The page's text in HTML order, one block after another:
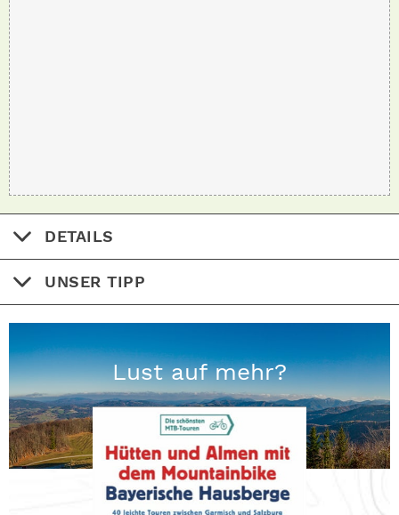
DETAILS
UNSER TIPP
Lust auf mehr?